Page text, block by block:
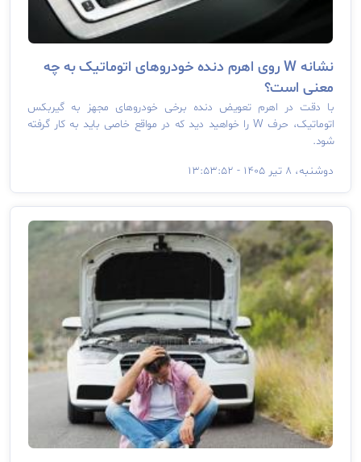
نشانه W روی اهرم دنده خودروهای اتوماتیک به چه
معنی است؟
با دقت در اهرم تعویض دنده برخی خودروهای مجهز به گیربکس
اتوماتیک، حرف W را خواهید دید که در مواقع خاصی باید به کار گرفته
شود.
دوشنبه، ۸ تیر ۱۴۰۵ - ۱۳:۵۳:۵۲